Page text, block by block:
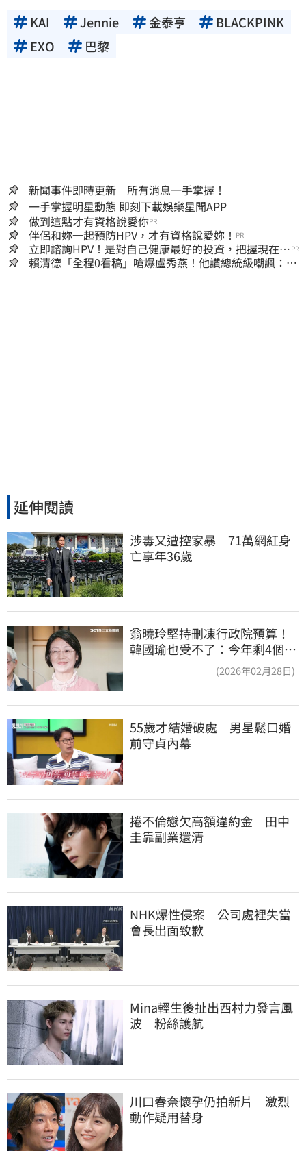
KAI Jennie 金泰亨
BLACKPINK
EXO
巴黎
新聞事件即時更新 所有消息一手掌握！
一手掌握明星動態 即刻下載娛樂星聞APP
做到這點才有資格說愛你PR
伴侶和妳一起預防HPV，才有資格說愛妳！ PR
立即諮詢HPV！是對自己健康最好的投資，把握現在不
嫌晚！
PR
賴清德「全程0看稿」嗆爆盧秀燕！他讚總統級嘲諷：把
延伸閱讀
涉毒又遭控家暴　71萬網紅身
亡享年36歲
翁曉玲堅持刪凍行政院預算！
韓國瑜也受不了：今年剩4個月
(2026年02月28日)
55歲才結婚破處　男星鬆口婚
前守貞內幕
捲不倫戀欠高額違約金　田中
圭靠副業還清
NHK爆性侵案　公司處裡失當
會長出面致歉
Mina輕生後扯出西村力發言風
波　粉絲護航
川口春奈懷孕仍拍新片　激烈
動作疑用替身